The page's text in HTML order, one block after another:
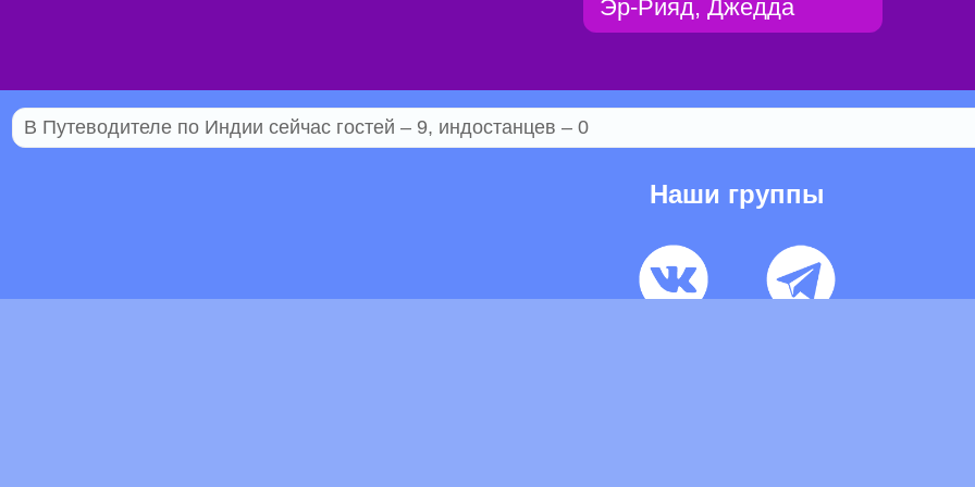
Эр-Рияд, Джедда
В Путеводителе по Индии сейчас гостей – 9, индостанцев – 0
Наши группы